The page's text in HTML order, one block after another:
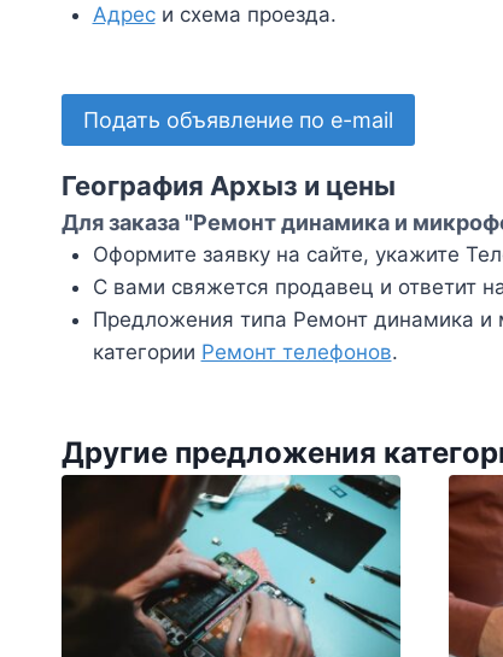
Адреси схема проезда.
Подать объявление по e-mail
География Архыз и цены
Для заказа "Ремонт динамика и
Оформите заявку на сайте, укажите
С вами свяжется продавец и ответит
Предложения типа Ремонт динамика и
категории Ремонт телефонов.
Другие предложения